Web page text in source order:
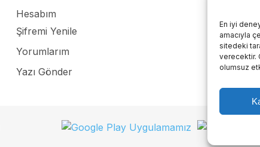
En iyi
amacıyla
sitedeki
verecektir.
olumsuz
Hesabım
Şifremi Yenile
Yorumlarım
Yazı Gönder